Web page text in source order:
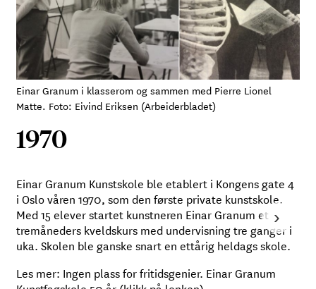
Einar Granum i klasserom og sammen med Pierre Lionel
Matte. Foto: Eivind Eriksen (Arbeiderbladet)
1970
Einar Granum Kunstskole ble etablert i Kongens gate 4
i Oslo våren 1970, som den første private kunstskole.
Med 15 elever startet kunstneren Einar Granum et
tremåneders kveldskurs med undervisning tre ganger i
uka. Skolen ble ganske snart en ettårig heldags skole.
Les mer: Ingen plass for fritidsgenier. Einar Granum
›